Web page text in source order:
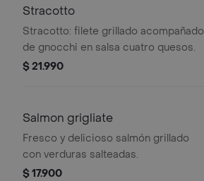
Stracotto
Stracotto: filete grillado acompañado
de gnocchi en salsa cuatro quesos.
$ 21.990
Salmon grigliate
Fresco y delicioso salmón grillado
con verduras salteadas.
$ 17.900